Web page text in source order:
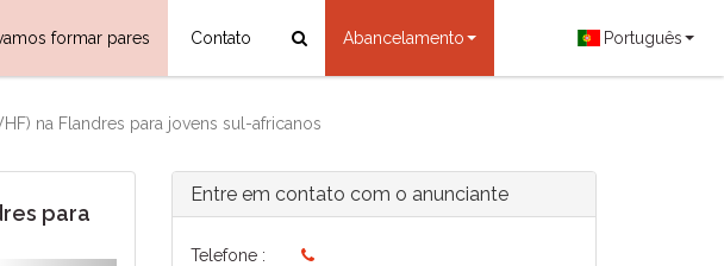
formar pares Contato Abancelamento Português
na Flandres para jovens sul-africanos
para
Entre em contato com o anunciante
Telefone :